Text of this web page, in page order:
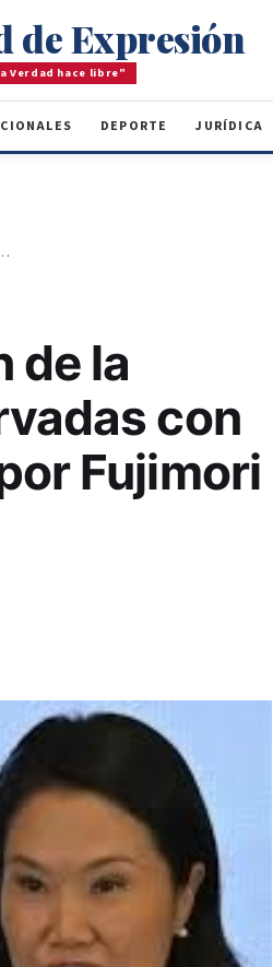
de Expresión
Verdad hace libre"
DEPORTE JURÍDICA
con una ventaja de 18,488 por Fujimori
de la
con
Fujimori